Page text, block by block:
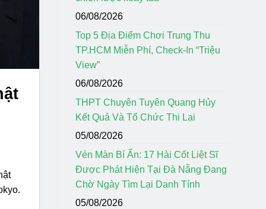
06/08/2026
Top 5 Địa Điểm Chơi Trung Thu
TP.HCM Miễn Phí, Check-In “Triệu
View”
06/08/2026
THPT Chuyên Tuyên Quang Hủy
Kết Quả Và Tổ Chức Thi Lại
05/08/2026
Vén Màn Bí Ẩn: 17 Hài Cốt Liệt Sĩ
Được Phát Hiện Tại Đà Nẵng Đang
Chờ Ngày Tìm Lại Danh Tính
05/08/2026